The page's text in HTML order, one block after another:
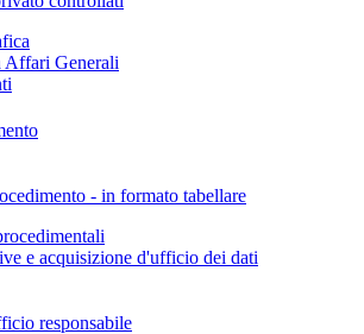
Affari Generali
- in formato tabellare
e acquisizione d'ufficio dei dati
responsabile